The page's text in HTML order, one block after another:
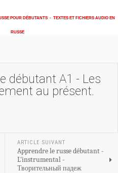
POUR DÉBUTANTS - TEXTES ET FICHIERS AUDIO EN
RUSSE
débutant A1 - Les
au présent.
ARTICLE SUIVANT
Apprendre le russe débutant -
L'instrumental -
Творительный падеж